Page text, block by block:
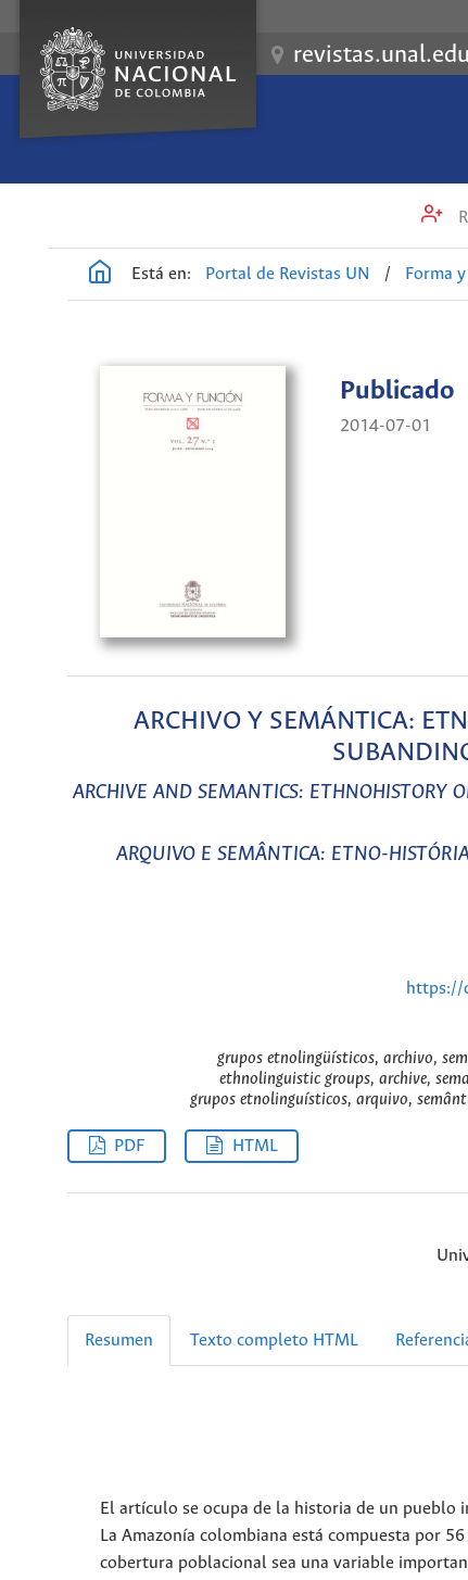
Está en: Portal de Revistas UN / Forma
Publicado
2014-07-01
ARCHIVO Y SEMÁNTICA:
ARCHIVE AND SEMANTICS: ETHNOHISTORY
ARQUIVO E SEMÂNTICA: ETNO-
https://
grupos etnolingüísticos, archivo,
ethnolinguistic groups, archive,
grupos etnolinguísticos, arquivo,
PDF HTML
Resumen Texto completo HTML
El artículo se ocupa de la historia de un pueblo
La Amazonía colombiana está compuesta por
cobertura poblacional sea una variable